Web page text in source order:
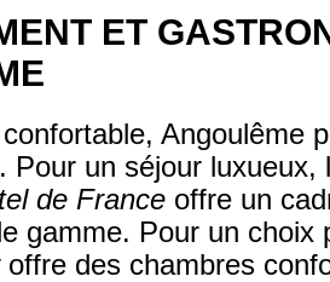
ET
Angoulême
Pour un séjour luxueux,
de France offre un
gamme. Pour un choix
offre des chambres